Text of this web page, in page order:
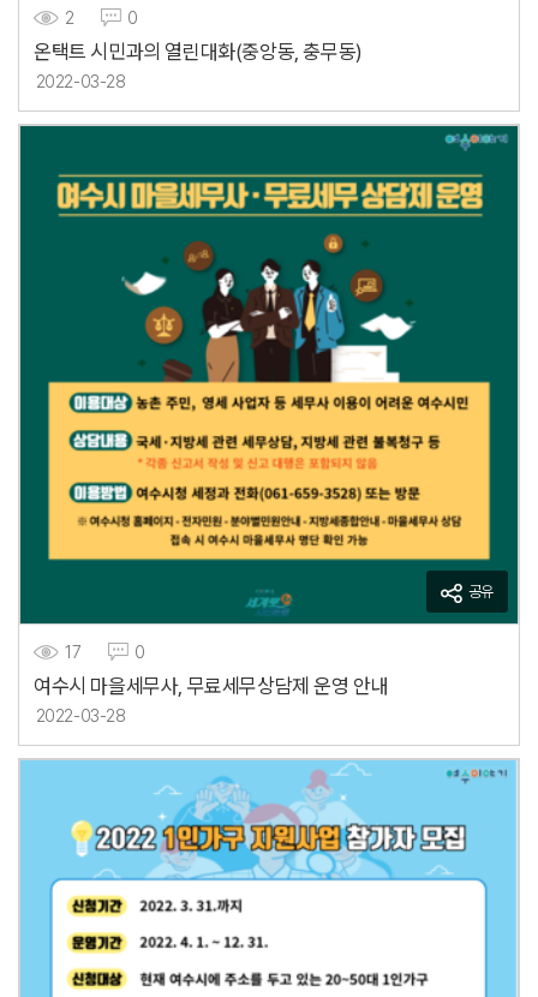
2 0
온택트 시민과의 열린대화(중앙동, 충무동)
2022-03-28
공유
17 0
여수시 마을세무사, 무료세무상담제 운영 안내
2022-03-28